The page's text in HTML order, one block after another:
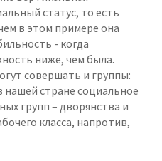
статус, то есть
в этом примере она
- когда
ниже, чем была.
совершать и группы:
нашей стране социальное
групп – дворянства и
класса, напротив,